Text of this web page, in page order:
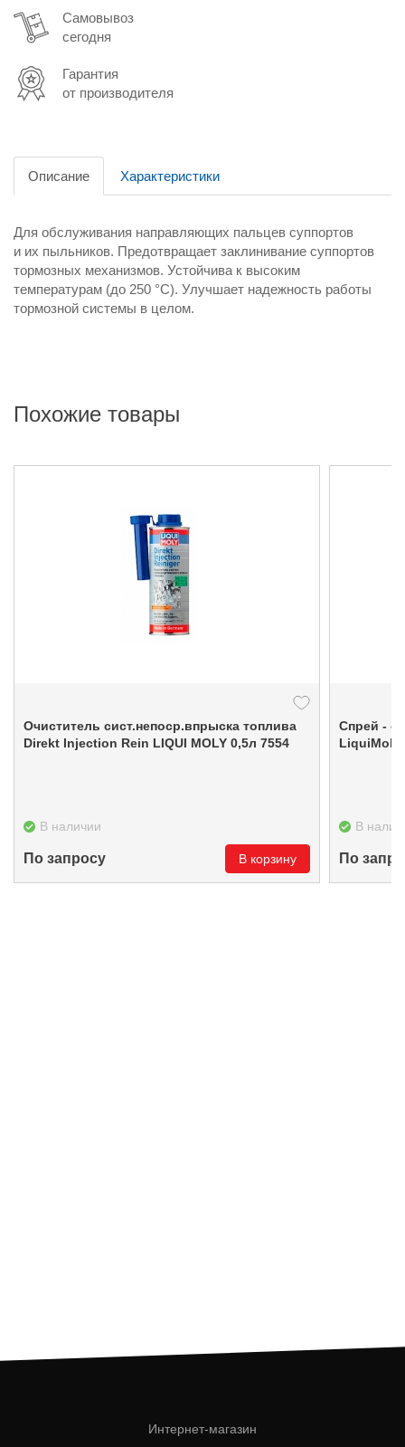
Самовывоз
сегодня
Гарантия
от производителя
Описание Характеристики
Для обслуживания направляющих пальцев суппортов
и их пыльников. Предотвращает заклинивание суппортов
тормозных механизмов. Устойчива к высоким
температурам (до 250 °С). Улучшает надежность работы
тормозной системы в целом.
Похожие товары
Очиститель сист.непоср.впрыска топлива
Direkt Injection Rein LIQUI MOLY 0,5л 7554
В наличии
По запросу В корзину
Спрей -
LiquiMoly
В
По
Интернет-магазин